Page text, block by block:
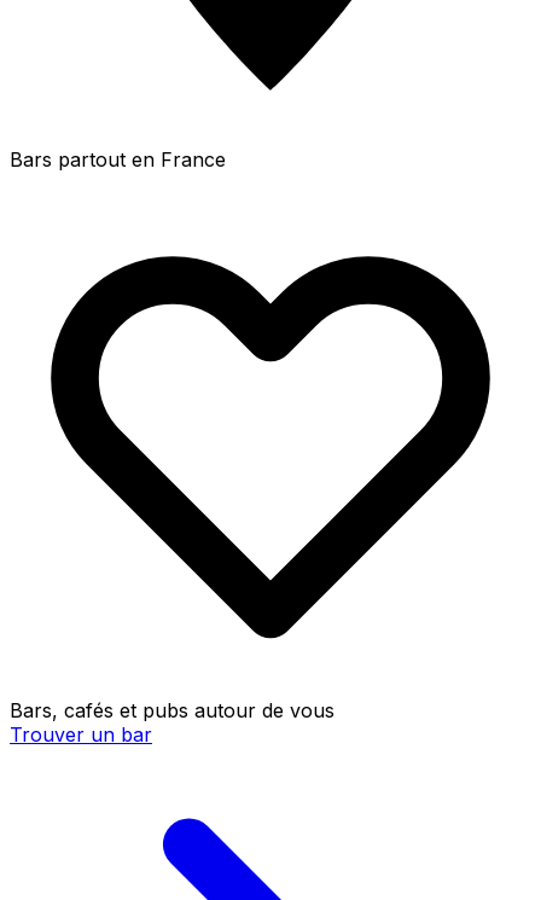
Bars partout en France
Bars, cafés et pubs autour de vous
Trouver un bar